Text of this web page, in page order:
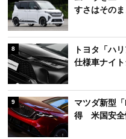
すさはその
8
トヨタ「ハ
仕様車ナイ
9
マツダ新型
得 米国安全